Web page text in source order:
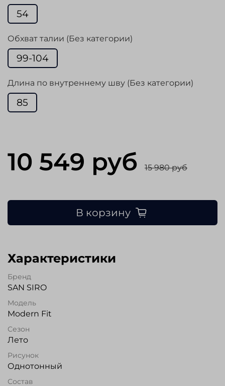
54
Обхват талии (Без категории)
99-104
Длина по внутреннему шву (Без категории)
85
10 549 руб 15 980 руб
В корзину
Характеристики
Бренд
SAN SIRO
Модель
Modern Fit
Сезон
Лето
Рисунок
Однотонный
Состав